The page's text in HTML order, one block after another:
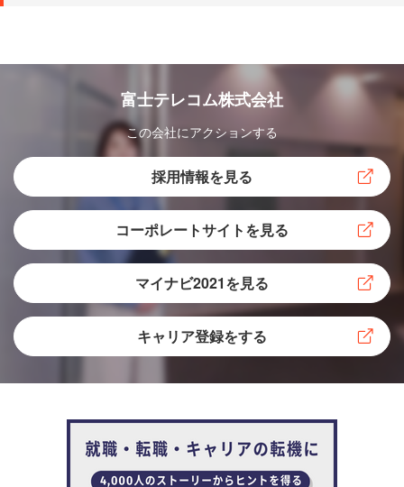
岡実久。彼女がIT企業を志したきっかけは、幼いころから
興味のあった「モノづくり」でした。
目に見え、手で触れられるモノづくりへの興味から、大学
では化粧品や食品の開発に携わりたいと思っていた平岡。
そんな彼女は理工学部応用科学科に入学を決意します。
平岡 「もともとは、化粧品や食品の開発をやってみ
たくて、大学を選びました。入ってみたら勉強は大
変ですし、大学院までいかないと研究職に就けない
と思うと私にはそこまでの持久力がないなって。で
も、欲張りですがモノづくりは好きなので将来必ず
進みたい道だと考えていました」
在学中に触れたことをきっかけに、「モノづくり」そのも
のに興味を持った平岡はIT企業の開発に視野を広げていき
富士テレコム株式会社
この会社にアクションする
採用情報を見る
コーポレートサイトを見る
マイナビ2021を見る
キャリア登録をする